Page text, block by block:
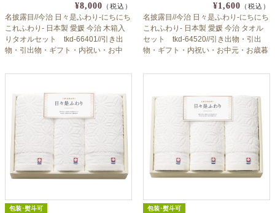
¥8,000 （税込）
名披露目//今治 日々是ふわり-にちにち
これふわり- 日本製 愛媛 今治 木箱入
りタオルセット tkd-66401//引き出
物・引出物・ギフト・内祝い・お中
¥1,600 （税込）
名披露目//今治 日々是ふわり-にちにち
これふわり- 日本製 愛媛 今治 タオル
セット tkd-64520//引き出物・引出
物・ギフト・内祝い・お中元・お歳暮
包装･熨斗可 包装･熨斗可